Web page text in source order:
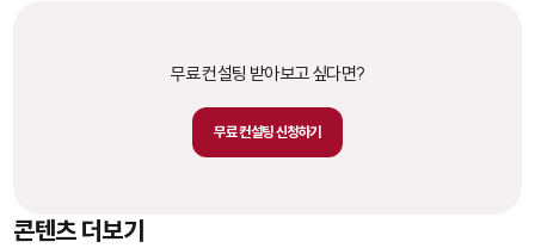
무료 컨설팅 받아보고 싶다면?
무료 컨설팅 신청하기
콘텐츠 더보기